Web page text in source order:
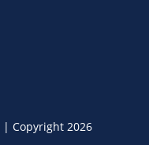
| Copyright 2026